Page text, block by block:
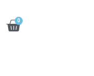
0